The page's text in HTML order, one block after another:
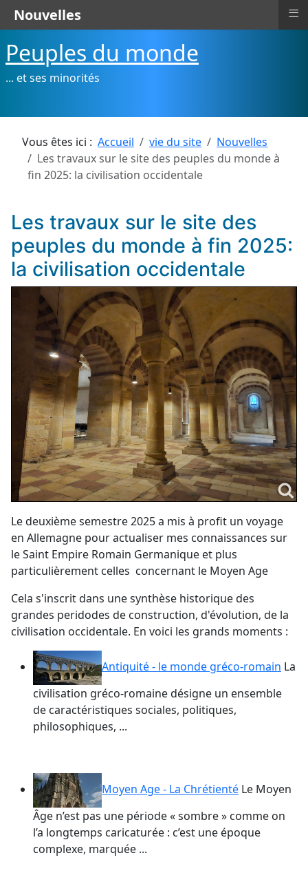
Peuples du monde
... et ses minorités
Vous êtes ici : Accueil vie du site
Nouvelles
Les travaux sur le site des peuples du monde à
fin 2025: la civilisation occidentale
Les travaux sur le site des
peuples du monde à fin 2025:
la civilisation occidentale
Le deuxième semestre 2025 a mis à profit un voyage
en Allemagne pour actualiser mes connaissances sur
le Saint Empire Romain Germanique et plus
particulièrement celles concernant le Moyen Age
Cela s'inscrit dans une synthèse historique des
grandes peridodes de construction, d'évolution, de la
civilisation occidentale. En voici les grands moments :
Antiquité - le monde gréco-romain La
civilisation gréco-romaine désigne un ensemble
de caractéristiques sociales, politiques,
philosophiques, ...
Moyen Age - La Chrétienté Le Moyen
Âge n’est pas une période « sombre » comme on
l’a longtemps caricaturée : c’est une époque
complexe, marquée ...
Nouvelles ≡